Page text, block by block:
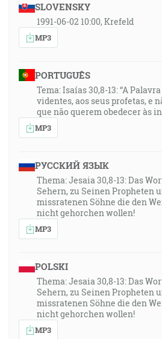
SLOVENSKY
1991-06-02 10:00, Krefeld
MP3
PORTUGUÊS
Tema: Isaías 30,8-13: “A
videntes, aos seus profetas, e
que não querem obedecer às
MP3
РУССКИЙ ЯЗЫК
Thema: Jesaia 30,8-13: Das
Sehern, zu Seinen Propheten
missratenen Söhne die den
nicht gehorchen wollen!
MP3
POLSKI
Thema: Jesaia 30,8-13: Das
Sehern, zu Seinen Propheten
missratenen Söhne die den
nicht gehorchen wollen!
MP3